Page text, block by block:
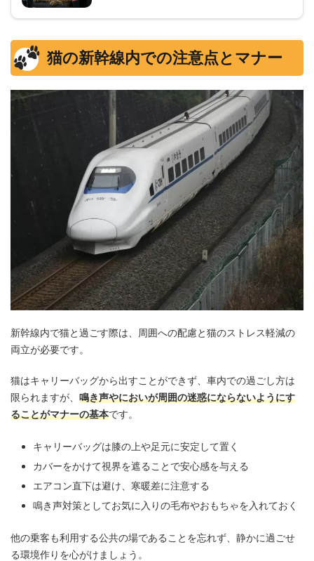
猫の新幹線内での注意点とマナー
新幹線内で猫と過ごす際は、周囲への配慮と猫のストレス軽減の
両立が必要です。
猫はキャリーバッグから出すことができず、車内での過ごし方は
限られますが、 鳴き声やにおいが周囲の迷惑にならないようにす
ることがマナーの基本です。
キャリーバッグは膝の上や足元に安定して置く
カバーをかけて視界を遮ることで安心感を与える
エアコン直下は避け、寒暖差に注意する
鳴き声対策としてお気に入りの毛布やおもちゃを入れておく
他の乗客も利用する公共の場であることを忘れず、静かに過ごせ
る環境作りを心がけましょう。